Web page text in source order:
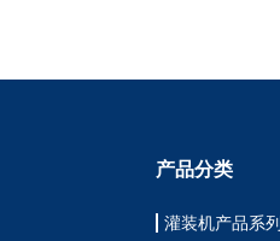
产品分类
灌装机产品系列